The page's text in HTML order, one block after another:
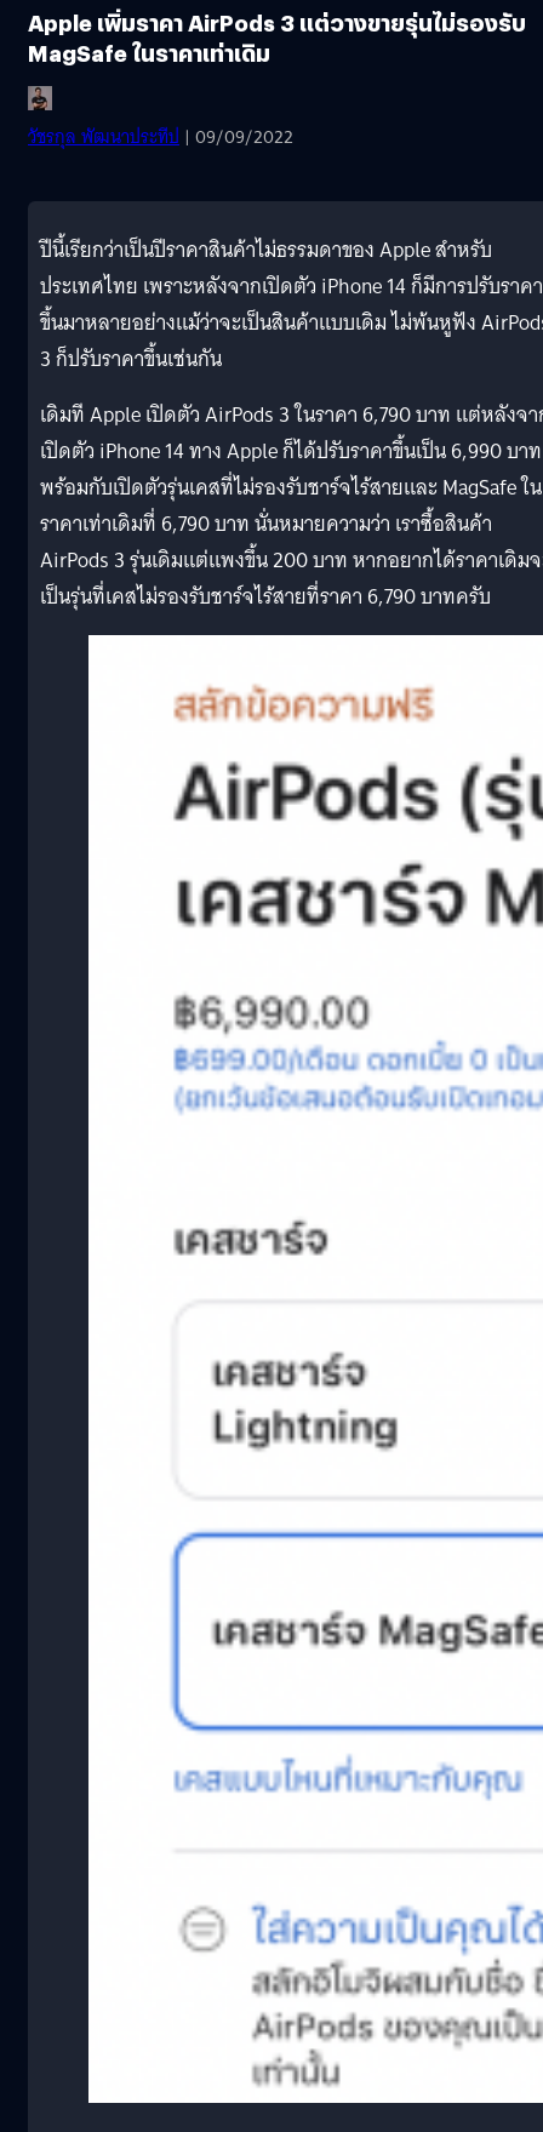
Apple เพิ่มราคา AirPods 3 แต่วางขายรุ่นไม่รองรับ
MagSafe ในราคาเท่าเดิม
วัชรกุล พัฒนาประทีป | 09/09/2022
ปีนี้เรียกว่าเป็นปีราคาสินค้าไม่ธรรมดาของ Apple สำหรับ
ประเทศไทย เพราะหลังจากเปิดตัว iPhone 14 ก็มีการปรับราคา
ขึ้นมาหลายอย่างแม้ว่าจะเป็นสินค้าแบบเดิม ไม่พ้นหูฟัง
3 ก็ปรับราคาขึ้นเช่นกัน
เดิมที Apple เปิดตัว AirPods 3 ในราคา 6,790 บาท แต่หลังจ
เปิดตัว iPhone 14 ทาง Apple ก็ได้ปรับราคาขึ้นเป็น 6,990 บาท
พร้อมกับเปิดตัวรุ่นเคสที่ไม่รองรับชาร์จไร้สายและ MagSafe ใน
ราคาเท่าเดิมที่ 6,790 บาท นั่นหมายความว่า เราซื้อสินค้า
AirPods 3 รุ่นเดิมแต่แพงขึ้น 200 บาท หากอยากได้ราคาเดิม
เป็นรุ่นที่เคสไม่รองรับชาร์จไร้สายที่ราคา 6,790 บาทครับ